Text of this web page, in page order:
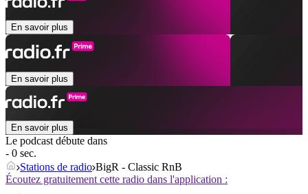
En savoir plus
En savoir plus
En savoir plus
Le podcast débute dans
- 0 sec.
Stations de radio BigR - Classic RnB
Écoutez gratuitement cette radio dans l'application :